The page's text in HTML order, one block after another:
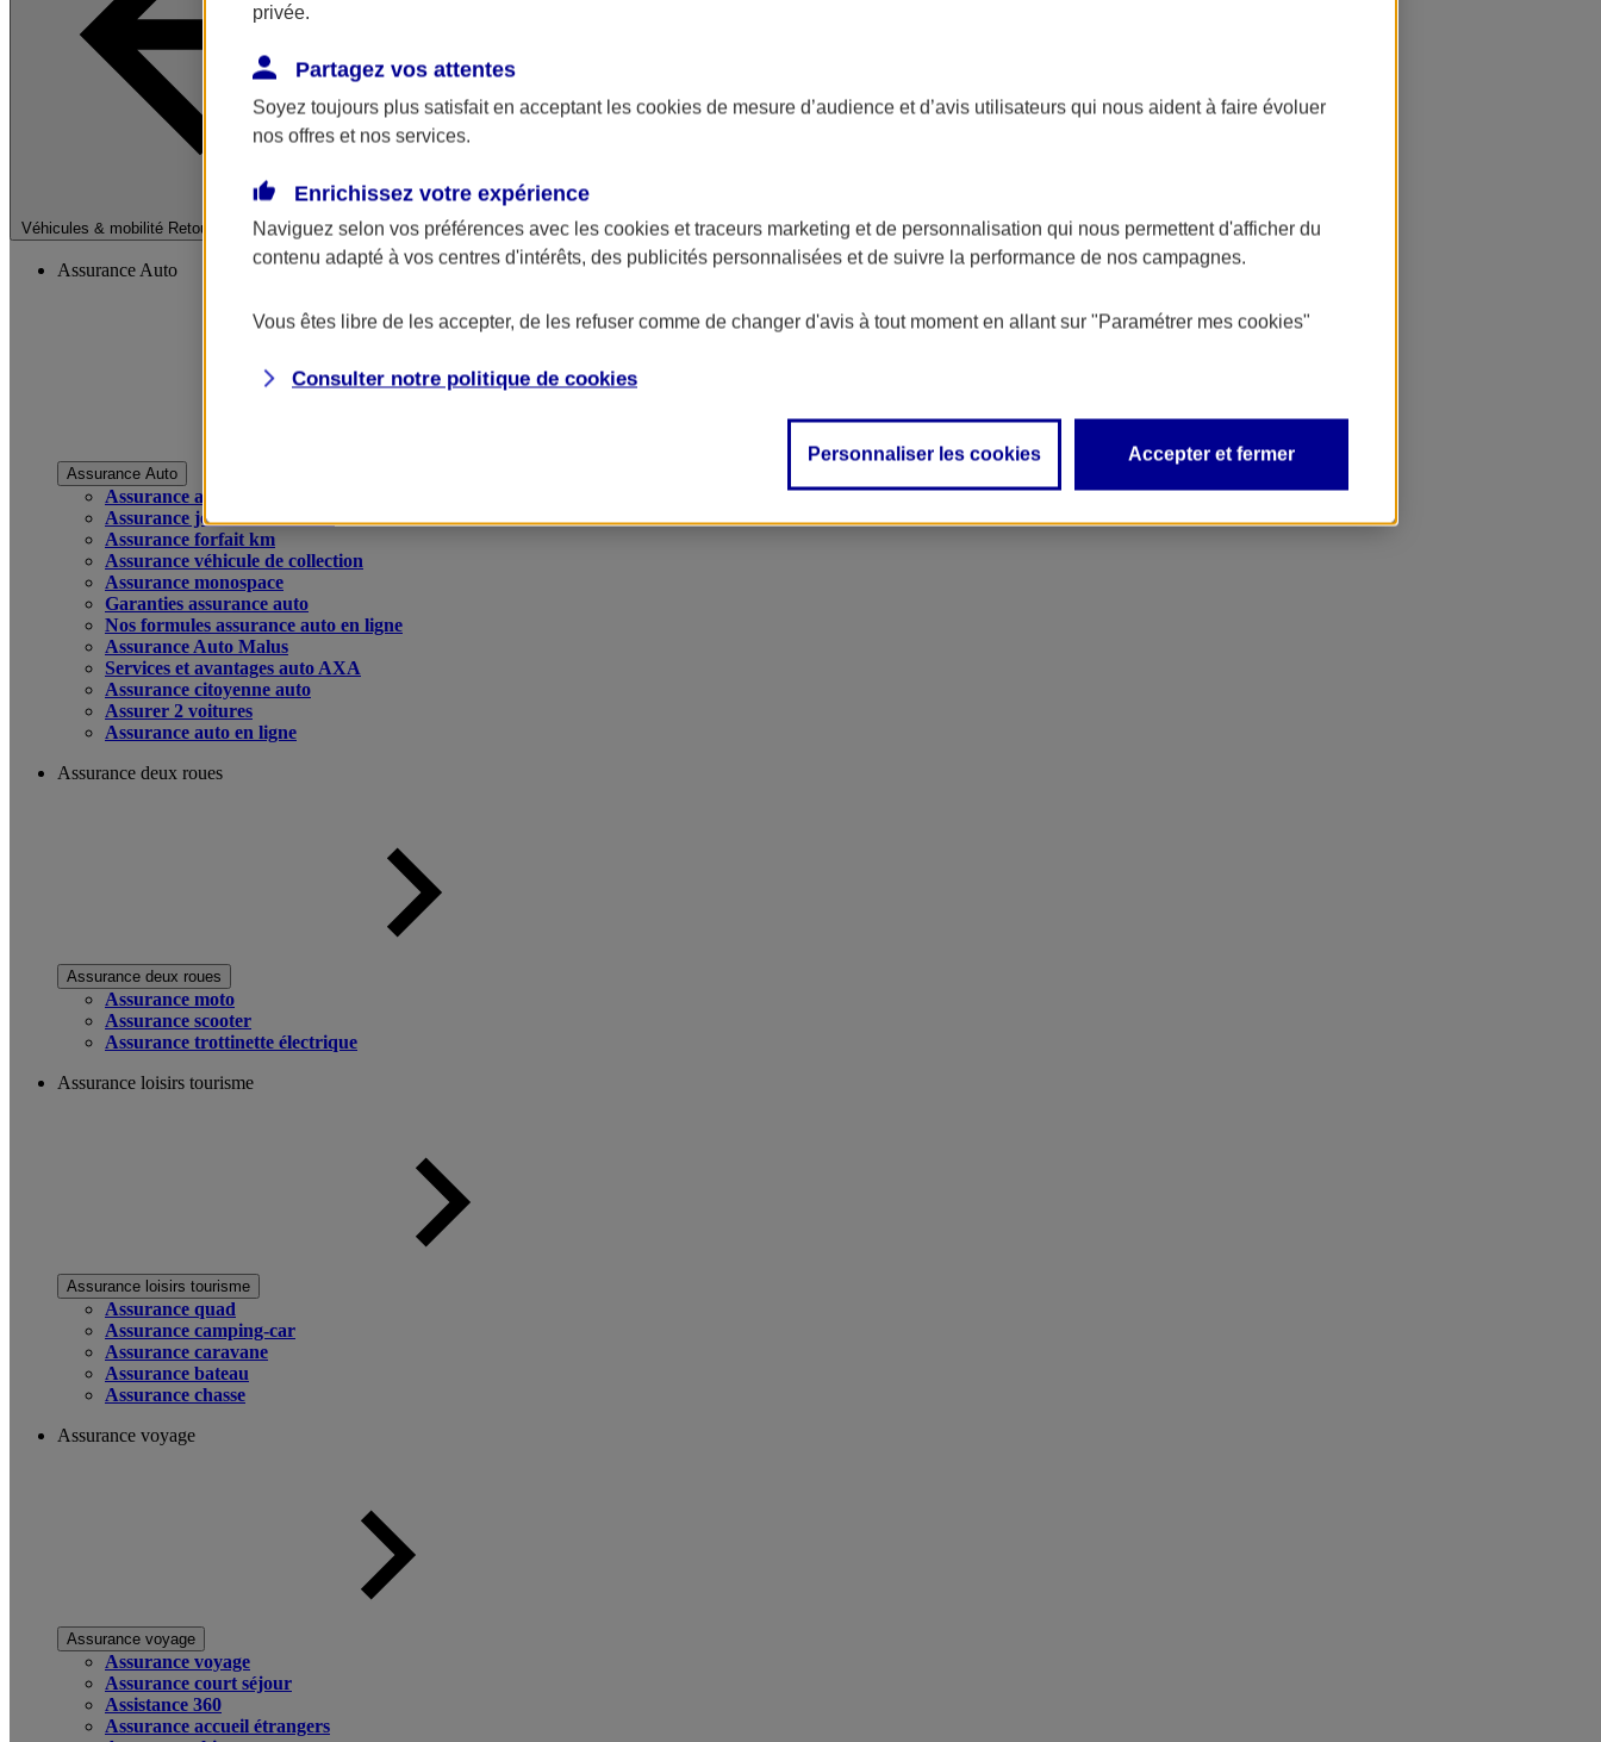
Véhicules & mobilité Retour à la section précédente
Fermer le menu principal
Assurance Auto
Assurance Auto
Assurance auto
Assurance jeune conducteur
Assurance forfait km
Assurance véhicule de collection
Assurance monospace
Garanties assurance auto
Nos formules assurance auto en ligne
Assurance Auto Malus
Services et avantages auto AXA
Assurance citoyenne auto
Assurer 2 voitures
Assurance auto en ligne
Assurance deux roues
Assurance deux roues
Assurance moto
Assurance scooter
Assurance trottinette électrique
Assurance loisirs tourisme
Assurance loisirs tourisme
Assurance quad
Assurance camping-car
Assurance caravane
Assurance bateau
Assurance chasse
Assurance voyage
Assurance voyage
Assurance voyage
Assurance court séjour
Assistance 360
Assurance accueil étrangers
privée.
Partagez vos attentes
Soyez toujours plus satisfait en acceptant les cookies de mesure d’audience et d’avis utilisateurs qui nous aident à faire évoluer
nos offres et nos services.
Enrichissez votre expérience
Naviguez selon vos préférences avec les cookies et traceurs marketing et de personnalisation qui nous permettent d'afficher du
contenu adapté à vos centres d'intérêts, des publicités personnalisées et de suivre la performance de nos campagnes.
Vous êtes libre de les accepter, de les refuser comme de changer d'avis à tout moment en allant sur "Paramétrer mes cookies"
Consulter notre politique de cookies
Personnaliser les cookies Accepter et fermer